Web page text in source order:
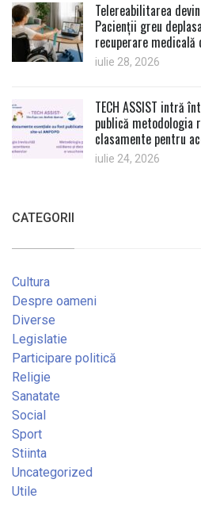
Telereabilitarea
Pacienții greu
recuperare
iulie 28, 2026
TECH ASSIST intră
publică metodologia
clasamente pentru
iulie 24, 2026
CATEGORII
Cultura
Despre oameni
Diverse
Legislatie
Participare politică
Religie
Sanatate
Social
Sport
Stiinta
Uncategorized
Utile